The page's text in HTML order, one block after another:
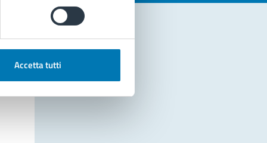
Accetta tutti